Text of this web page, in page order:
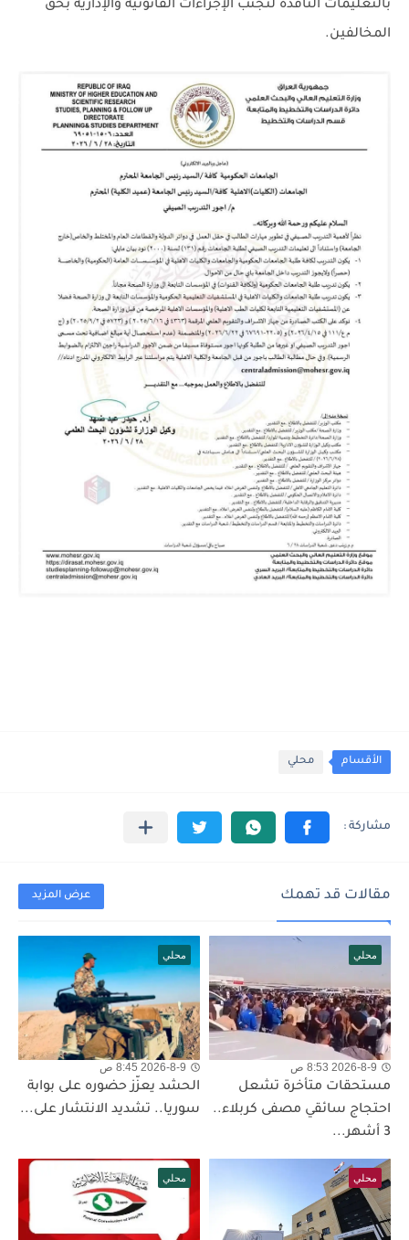
بالتعليمات النافذة لتجنب الإجراءات القانونية والإدارية بحق
المخالفين.
الأقسام محلي
مقالات قد تهمك عرض المزيد
محلي
2026-8-9 8:53 ص
مستحقات متأخرة تشعل
احتجاج سائقي مصفى كربلاء..
3 أشهر...
محلي
2026-8-9 8:45 ص
الحشد يعزّز حضوره على بوابة
سوريا.. تشديد الانتشار على...
محلي محلي